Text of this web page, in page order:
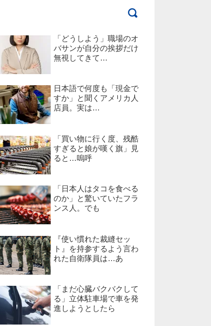
「どうしよう」職場のオ
バサンが自分の挨拶だけ
無視してきて…
日本語で何度も「現金で
すか」と聞くアメリカ人
店員。実は…
「買い物に行く度、残酷
すぎると娘が嘆く旗」見
ると…嗚呼
「日本人はタコを食べる
のか」と驚いていたフラ
ンス人。でも
『使い慣れた裁縫セッ
ト』を持参するよう言わ
れた自衛隊員は…あ
「まだ心臓バクバクして
る」立体駐車場で車を発
進しようとしたら